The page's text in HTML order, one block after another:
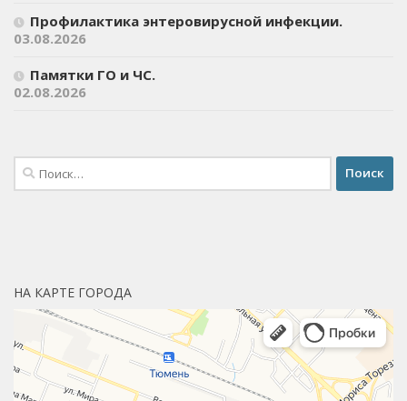
Профилактика энтеровирусной инфекции.
03.08.2026
Памятки ГО и ЧС.
02.08.2026
Найти:
НА КАРТЕ ГОРОДА